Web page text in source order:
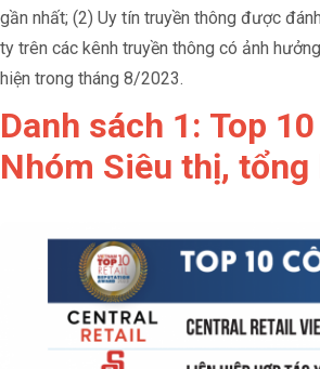
gần nhất; (2) Uy tín truyền thông được
ty trên các kênh truyền thông có ảnh
hiện trong tháng 8/2023.
Danh sách 1: Top
Nhóm Siêu thị, tổng